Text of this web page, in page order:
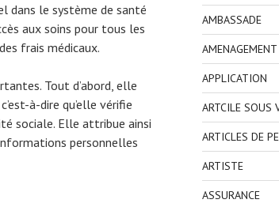
dans le système de santé
aux soins pour tous les
frais médicaux.
Tout d’abord, elle
à-dire qu’elle vérifie
sociale. Elle attribue ainsi
personnelles
AMBASSADE
APPLICATION
ARTCILE SOUS
ARTICLES DE
ARTISTE
ASSURANCE